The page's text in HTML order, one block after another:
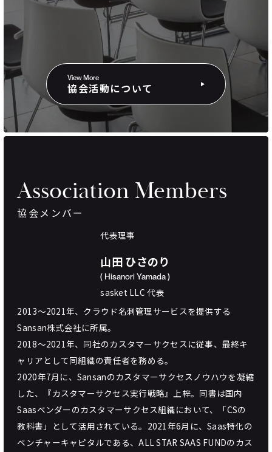
View More
協会活動について
Association Members
協会メンバー
代表理事
山田 ひさのり
( Hisanori Yamada )
sasket LLC 代表
2013〜2021年、クラウド名刺管理サービスを提供する
Sansan株式会社に所属。
2018〜2021年、同社のカスタマーサクセスに従事、最終キ
ャリアとして同組織の責任者を務める。
2020年7月に、Sansanのカスタマーサクセスノウハウを凝縮
した、『カスタマーサクセス実行戦略』上梓。同書は国内
Saasベンダーのカスタマーサクセス組織において、「CSの
教科書」として活用されている。2021年6月に、Saas特化の
ベンチャーキャピタルである、ALL STAR SAAS FUNDのカス